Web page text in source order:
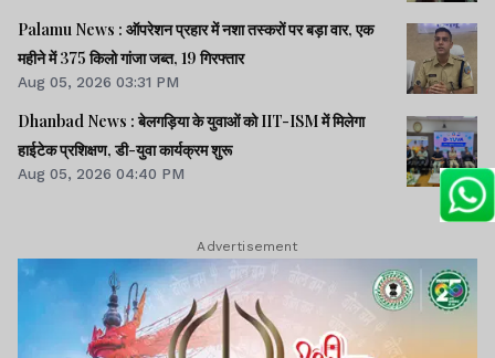
Palamu News : ऑपरेशन प्रहार में नशा तस्करों पर बड़ा वार, एक
महीने में 375 किलो गांजा जब्त, 19 गिरफ्तार
Aug 05, 2026 03:31 PM
Dhanbad News : बेलगड़िया के युवाओं को IIT-ISM में मिलेगा
हाईटेक प्रशिक्षण, डी-युवा कार्यक्रम शुरू
Aug 05, 2026 04:40 PM
Advertisement